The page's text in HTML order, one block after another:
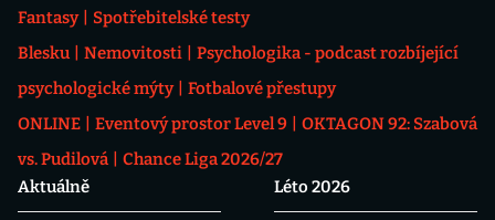
Fantasy
Spotřebitelské testy
Blesku
Nemovitosti
Psychologika - podcast rozbíjející
psychologické mýty
Fotbalové přestupy
ONLINE
Eventový prostor Level 9
OKTAGON 92: Szabová
vs. Pudilová
Chance Liga 2026/27
Aktuálně
Léto 2026